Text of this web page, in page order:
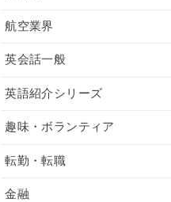
航空業界
英会話一般
英語紹介シリーズ
趣味・ボランティア
転勤・転職
金融